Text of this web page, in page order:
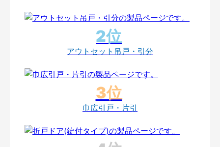
アウトセット吊戸・引分
巾広引戸・片引